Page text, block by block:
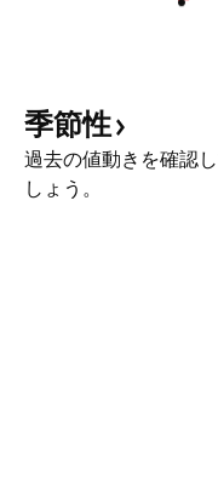
季節性
過去の値動きを確認
しょう。